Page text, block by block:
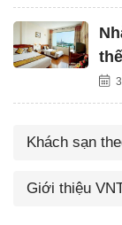
Khách sạn
Giới thiệu